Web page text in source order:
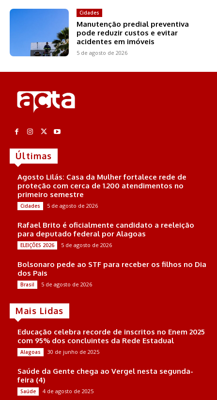
Cidades
Manutenção predial preventiva
pode reduzir custos e evitar
acidentes em imóveis
5 de agosto de 2026
Últimas
Agosto Lilás: Casa da Mulher fortalece rede de
proteção com cerca de 1.200 atendimentos no
primeiro semestre
Cidades 5 de agosto de 2026
Rafael Brito é oficialmente candidato a reeleição
para deputado federal por Alagoas
ELEIÇÕES 2026 5 de agosto de 2026
Bolsonaro pede ao STF para receber os filhos no Dia
dos Pais
Brasil 5 de agosto de 2026
Mais Lidas
Educação celebra recorde de inscritos no Enem 2025
com 95% dos concluintes da Rede Estadual
Alagoas 30 de junho de 2025
Saúde da Gente chega ao Vergel nesta segunda-
feira (4)
Saúde 4 de agosto de 2025